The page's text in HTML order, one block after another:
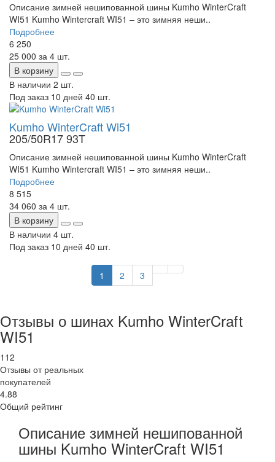
Описание зимней нешипованной шины Kumho WinterCraft
WI51 Kumho Wintercraft WI51 – это зимняя неши..
Подробнее
6 250
25 000 за 4 шт.
В корзину
В наличии 2 шт.
Под заказ 10 дней 40 шт.
Kumho WinterCraft Wi51
205/50R17 93T
Описание зимней нешипованной шины Kumho WinterCraft
WI51 Kumho Wintercraft WI51 – это зимняя неши..
Подробнее
8 515
34 060 за 4 шт.
В корзину
В наличии 4 шт.
Под заказ 10 дней 40 шт.
1 2 3
Отзывы о шинах Kumho WinterCraft
WI51
112
Отзывы от реальных
покупателей
4.88
Общий рейтинг
Описание зимней нешипованной
шины Kumho WinterCraft WI51